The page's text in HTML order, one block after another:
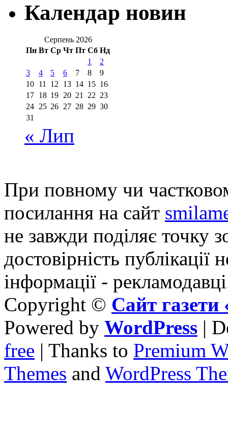
Календар новин
Серпень 2026
Пн Вт Ср Чт Пт Сб Нд
1
2
3
4 5 6 7 8
9
10 11 12 13 14 15 16
17 18 19 20 21 22 23
24 25 26 27 28 29 30
31
« Лип
При повному чи
посилання на сайт
не завжди поділяє точку
достовірність публікації
інформації -
Copyright © Сайт
Powered by WordPress |
free | Thanks to Premium
Themes and WordPress